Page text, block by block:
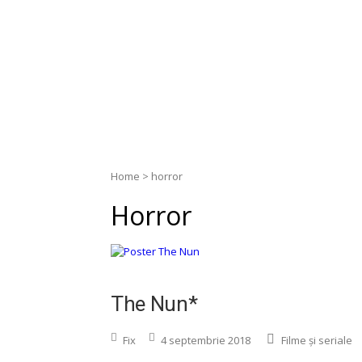
Home > horror
Horror
The Nun*
Fix 4 septembrie 2018 Filme și seriale